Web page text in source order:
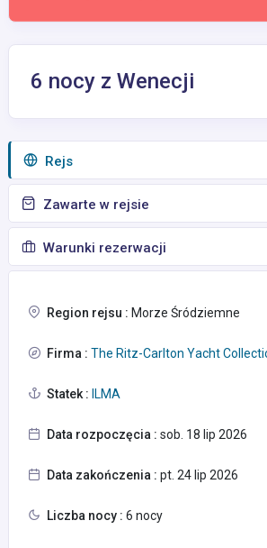
6 nocy z Wenecji
Rejs
Zawarte w rejsie
Warunki rezerwacji
Region rejsu : Morze Śródziemne
Firma : The Ritz-Carlton Yacht
Statek : ILMA
Data rozpoczęcia : sob. 18 lip 2026
Data zakończenia : pt. 24 lip 2026
Liczba nocy : 6 nocy